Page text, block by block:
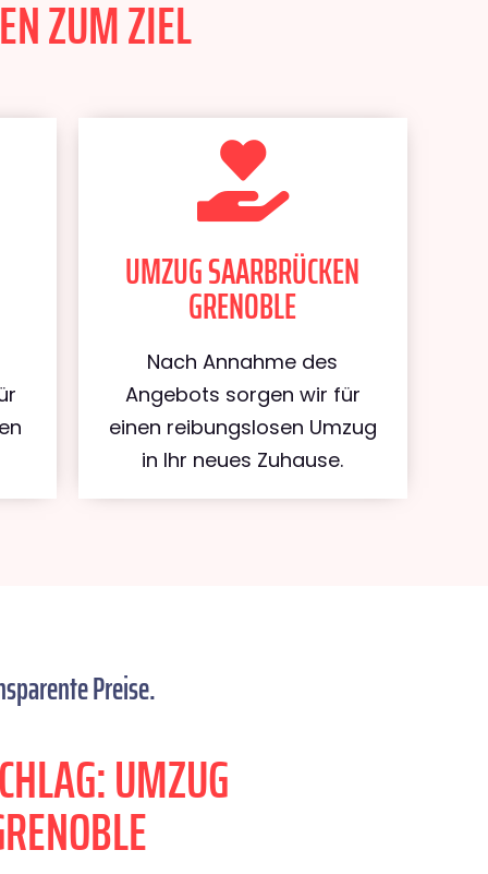
ZUM ZIEL
UMZUG SAARBRÜCKEN
GRENOBLE
Nach Annahme des
Angebots sorgen wir für
einen reibungslosen Umzug
in Ihr neues Zuhause.
Preise.
UMZUG